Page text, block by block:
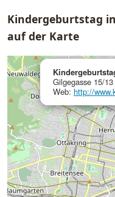
Kindergeburtstag
auf der Karte
Gilgegasse 15/13
Web: http://